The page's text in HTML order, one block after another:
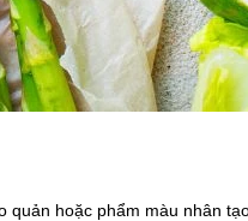
quản hoặc phẩm màu nhân